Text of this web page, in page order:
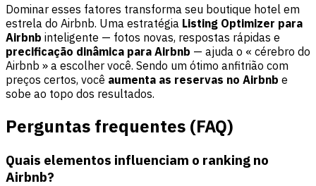
Dominar esses fatores transforma seu boutique hotel em
estrela do Airbnb. Uma estratégia Listing Optimizer para
Airbnb inteligente — fotos novas, respostas rápidas e
precificação dinâmica para Airbnb — ajuda o « cérebro do
Airbnb » a escolher você. Sendo um ótimo anfitrião com
preços certos, você aumenta as reservas no Airbnb e
sobe ao topo dos resultados.
Perguntas frequentes (FAQ)
Quais elementos influenciam o ranking no
Airbnb?